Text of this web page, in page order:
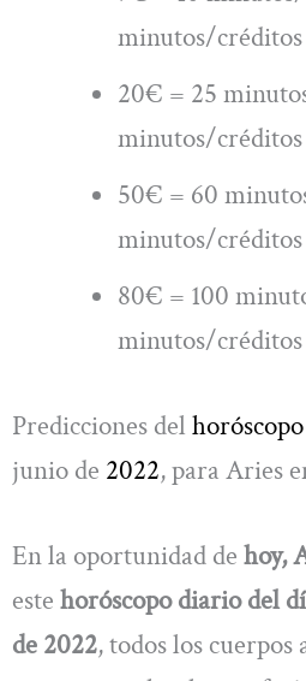
minutos/
20€ = 25
minutos/
50€ = 60
minutos/
80€ = 100
minutos/
Predicciones del horóscopo
junio de 2022, para Aries
En la oportunidad de hoy,
este horóscopo diario del
de 2022, todos los